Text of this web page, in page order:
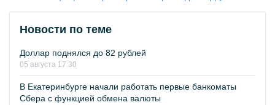
Новости по теме
Доллар поднялся до 82 рублей
05 августа 17:30
В Екатеринбурге начали работать первые банкоматы
Сбера с функцией обмена валюты